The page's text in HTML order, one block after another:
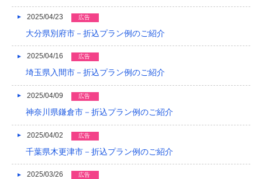
2016/07
2016/06
2016/04
2016/03
2016/02
2016/01
2015/12
2025/04/23 広告
大分県別府市－折込プラン例のご紹介
2025/04/16 広告
埼玉県入間市－折込プラン例のご紹介
2025/04/09 広告
神奈川県鎌倉市－折込プラン例のご紹介
2025/04/02 広告
千葉県木更津市－折込プラン例のご紹介
2025/03/26 広告